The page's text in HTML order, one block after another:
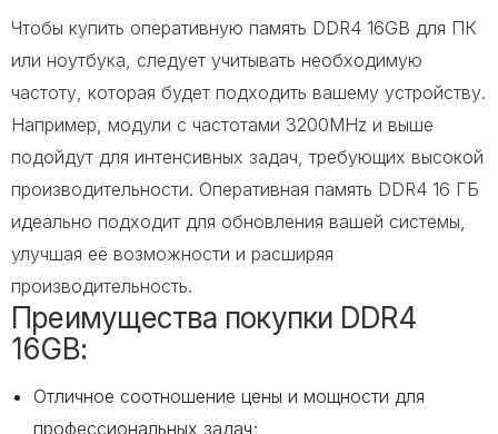
Чтобы купить оперативную память DDR4 16GB для ПК
или ноутбука, следует учитывать необходимую
частоту, которая будет подходить вашему устройству.
Например, модули с частотами 3200MHz и выше
подойдут для интенсивных задач, требующих высокой
производительности. Оперативная память DDR4 16 ГБ
идеально подходит для обновления вашей системы,
улучшая её возможности и расширяя
производительность.
Преимущества покупки DDR4
16GB:
Отличное соотношение цены и мощности для
профессиональных задач;